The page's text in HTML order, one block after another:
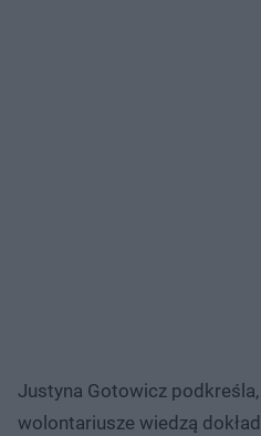
Justyna Gotowicz
wolontariusze wiedzą